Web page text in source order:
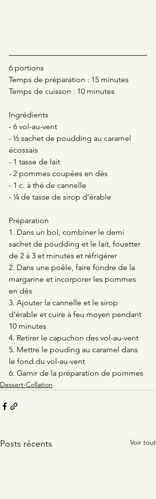
6 portions
Temps de préparation : 15 minutes
Temps de cuisson : 10 minutes
Ingrédients
- 6 vol-au-vent
- ½ sachet de poudding au caramel
écossais
- 1 tasse de lait
- 2 pommes coupées en dés
- 1 c. à thé de cannelle
- ¼ de tasse de sirop d’érable
Préparation
1. Dans un bol, combiner le demi
sachet de poudding et le lait, fouetter
de 2 à 3 et minutes et réfrigérer
2. Dans une poêle, faire fondre de la
margarine et incorporer les pommes
en dés
3. Ajouter la cannelle et le sirop
d’érable et cuire à feu moyen pendant
10 minutes
4. Retirer le capuchon des vol-au-vent
5. Mettre le pouding au caramel dans
le fond du vol-au-vent
6. Garnir de la préparation de pommes
Dessert-Collation
Posts récents Voir tout